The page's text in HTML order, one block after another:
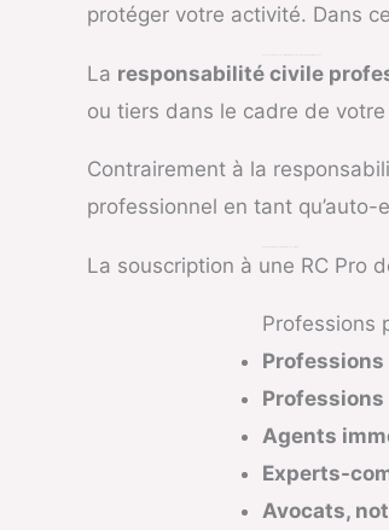
protéger votre activité. Dans
La responsabilité civile
ou tiers dans le cadre de
Contrairement à la
professionnel en tant
La souscription à une RC Pro
Professions
Agents
Experts-
Avocats,